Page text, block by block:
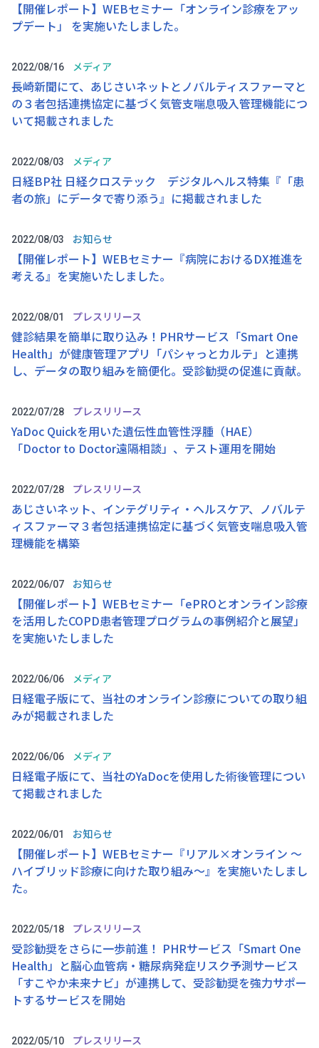
【開催レポート】WEBセミナー「オンライン診療をアッ
プデート」 を実施いたしました。
2022/08/16 メディア
長崎新聞にて、あじさいネットとノバルティスファーマと
の３者包括連携協定に基づく気管支喘息吸入管理機能につ
いて掲載されました
2022/08/03 メディア
日経BP社 日経クロステック デジタルヘルス特集『「患
者の旅」にデータで寄り添う』に掲載されました
2022/08/03 お知らせ
【開催レポート】WEBセミナー『病院におけるDX推進を
考える』を実施いたしました。
2022/08/01 プレスリリース
健診結果を簡単に取り込み！PHRサービス「Smart One
Health」が健康管理アプリ「パシャっとカルテ」と連携
し、データの取り組みを簡便化。受診勧奨の促進に貢献。
2022/07/28 プレスリリース
YaDoc Quickを用いた遺伝性血管性浮腫（HAE）
「Doctor to Doctor遠隔相談」、テスト運用を開始
2022/07/28 プレスリリース
あじさいネット、インテグリティ・ヘルスケア、ノバルテ
ィスファーマ３者包括連携協定に基づく気管支喘息吸入管
理機能を構築
2022/06/07 お知らせ
【開催レポート】WEBセミナー「ePROとオンライン診療
を活用したCOPD患者管理プログラムの事例紹介と展望」
を実施いたしました
2022/06/06 メディア
日経電子版にて、当社のオンライン診療についての取り組
みが掲載されました
2022/06/06 メディア
日経電子版にて、当社のYaDocを使用した術後管理につい
て掲載されました
2022/06/01 お知らせ
【開催レポート】WEBセミナー『リアル×オンライン 〜
ハイブリッド診療に向けた取り組み〜』を実施いたしまし
た。
2022/05/18 プレスリリース
受診勧奨をさらに一歩前進！ PHRサービス「Smart One
Health」と脳心血管病・糖尿病発症リスク予測サービス
「すこやか未来ナビ」が連携して、受診勧奨を強力サポー
トするサービスを開始
2022/05/10 プレスリリース